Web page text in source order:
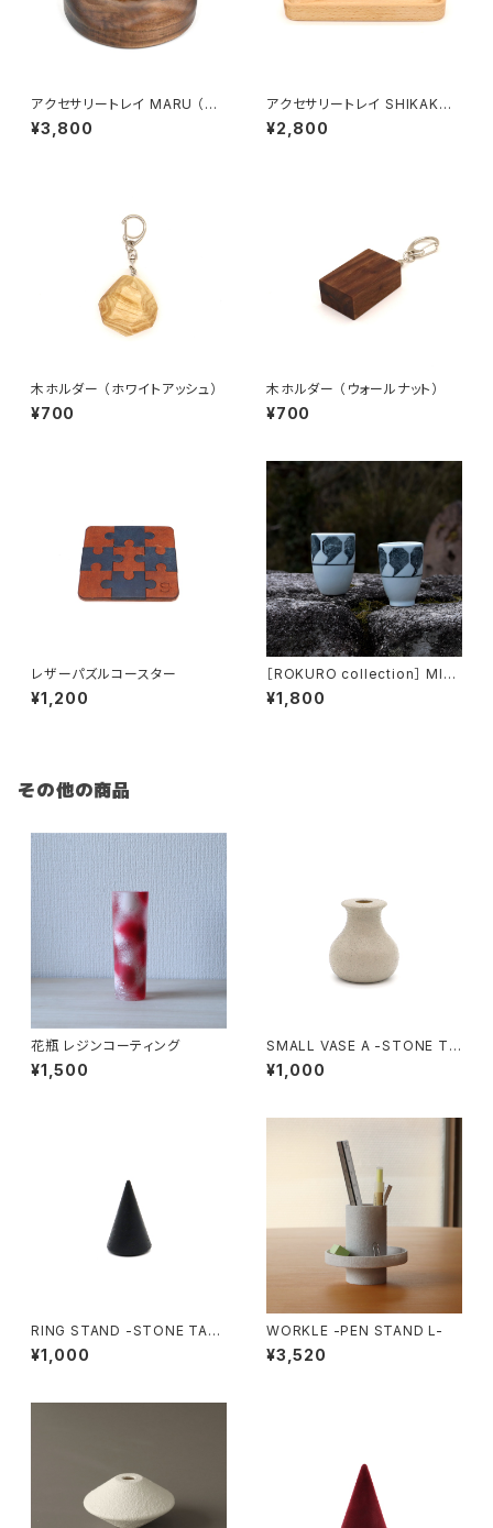
アクセサリートレイ MARU （ウ
ォールナット）
¥3,800
アクセサリートレイ SHIKAKU
（ブナ）
¥2,800
木ホルダー （ホワイトアッシュ）
¥700
木ホルダー （ウォールナット）
¥700
レザーパズルコースター
¥1,200
［ROKURO collection］ MINI
-CUP Comma
¥1,800
その他の商品
花瓶 レジンコーティング
¥1,500
SMALL VASE A -STONE TA
STE-
¥1,000
RING STAND -STONE TAS
TE-
¥1,000
WORKLE -PEN STAND L-
¥3,520